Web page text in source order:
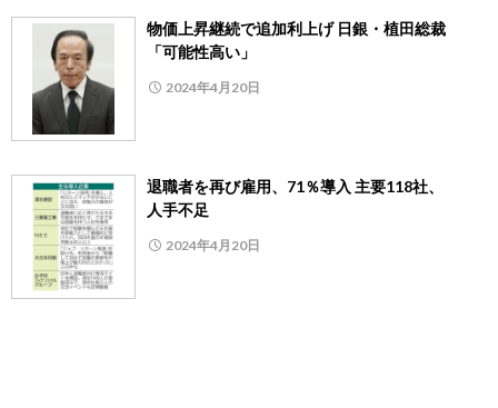
物価上昇継続で追加利上げ 日銀・植田総裁
「可能性高い」
2024年4月20日
退職者を再び雇用、71％導入 主要118社、
人手不足
2024年4月20日